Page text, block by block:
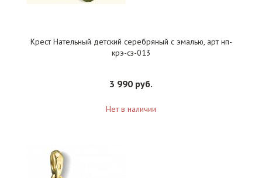
Крест Нательный детский серебряный с эмалью, арт нп-
крэ-сз-013
3 990 руб.
Нет в наличии